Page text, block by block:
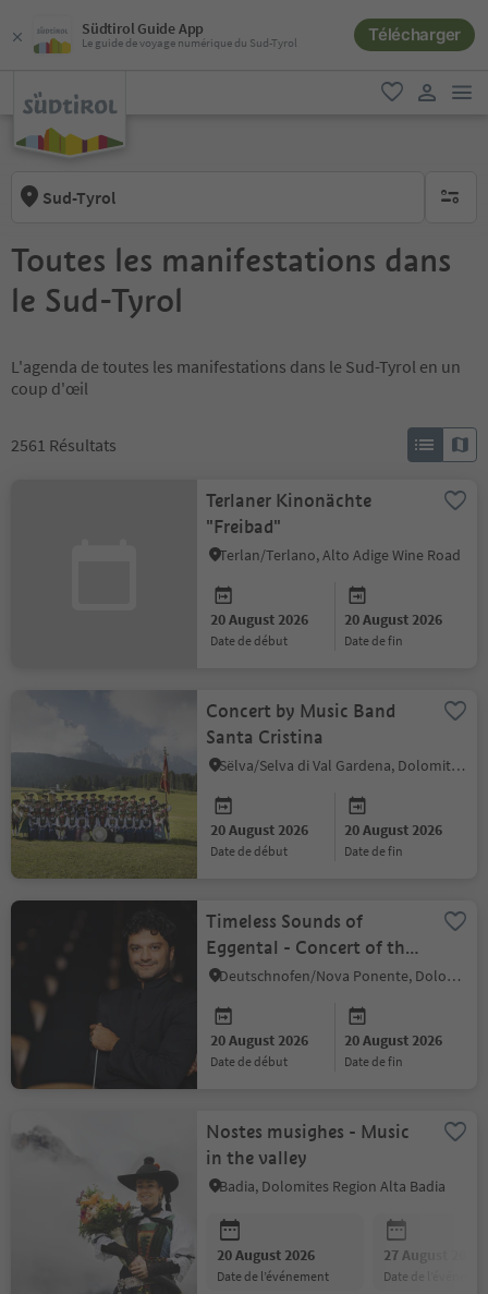
Südtirol Guide App
Le guide de voyage numérique du Sud-Tyrol Télécharger
favori
Sud-Tyrol aucun
Toutes les manifestations dans
le Sud-Tyrol
L'agenda de toutes les manifestations dans le Sud-Tyrol en un
coup d'œil
2561 Résultats
Terlaner Kinonächte
"Freibad"
Terlan/Terlano, Alto Adige Wine Road
20 August 2026
date de début
20 August 2026
date de fin
Concert by Music Band
Santa Cristina
Sëlva/Selva di Val Gardena, Dolomites Region Val Gardena
20 August 2026
date de début
20 August 2026
date de fin
Timeless Sounds of
Eggental - Concert of the
Haydn Orchestra
Deutschnofen/Nova Ponente, Dolomites Region Eggental
20 August 2026
date de début
20 August 2026
date de fin
Nostes musighes - Music
in the valley
Badia, Dolomites Region Alta Badia
20 August 2026
date de l’événement
27 August 2026
date de